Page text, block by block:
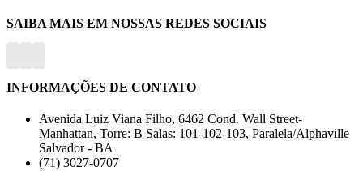
SAIBA MAIS EM NOSSAS REDES SOCIAIS
INFORMAÇÕES DE CONTATO
Avenida Luiz Viana Filho, 6462 Cond. Wall Street-
Manhattan, Torre: B Salas: 101-102-103, Paralela/Alphaville
Salvador - BA
(71) 3027-0707